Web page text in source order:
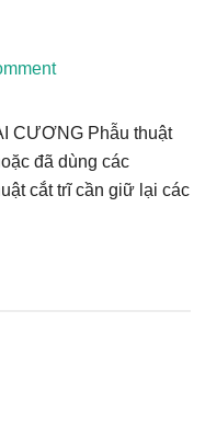
CƯƠNG Phẫu thuật
đã dùng các
cắt trĩ cần giữ lại các